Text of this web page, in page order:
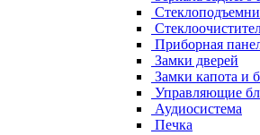
Приборная
Замки дверей
Замки капота и
Управляющие
Аудиосистема
Печка